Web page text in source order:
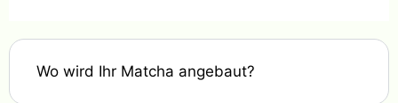
Wo wird Ihr Matcha angebaut?